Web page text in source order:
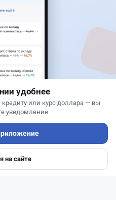
20:30
если приложение
Авто
удобнее
или курс доллара — вы
уведомление
на сайте